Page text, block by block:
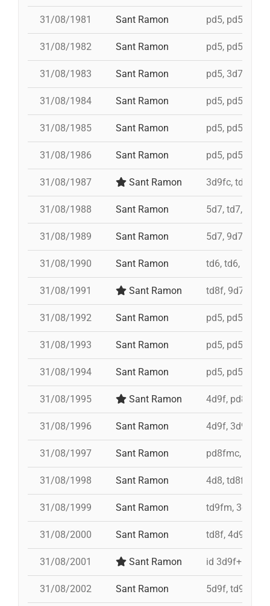
31/08/1981 Sant Ramon pd5, pd5, pd5,
31/08/1982 Sant Ramon pd5, pd5, pd5,
31/08/1983 Sant Ramon pd5, 3d7c,
31/08/1984 Sant Ramon pd5, pd5, pd5,
31/08/1985 Sant Ramon pd5, pd5, pd5,
31/08/1986 Sant Ramon pd5, pd5, pd5,
31/08/1987 Sant Ramon 3d9fc, td7,
31/08/1988 Sant Ramon 5d7, td7, id
31/08/1989 Sant Ramon 5d7, 9d7, 4d8
31/08/1990 Sant Ramon td6, td6, id
31/08/1991 Sant Ramon td8f, 9d7, 5d7,
31/08/1992 Sant Ramon pd5, pd5, pd5,
31/08/1993 Sant Ramon pd5, pd5, pd5,
31/08/1994 Sant Ramon pd5, pd5, pd5,
31/08/1995 Sant Ramon 4d9f, pd8fmc,
31/08/1996 Sant Ramon 4d9f, 3d9f,
31/08/1997 Sant Ramon pd8fmc, td8f,
31/08/1998 Sant Ramon 4d8, td8f,
31/08/1999 Sant Ramon td9fm, 3d9f,
31/08/2000 Sant Ramon td8f, 4d9f,
31/08/2001 Sant Ramon id 3d9f+id
31/08/2002 Sant Ramon 5d9f, td9fm,